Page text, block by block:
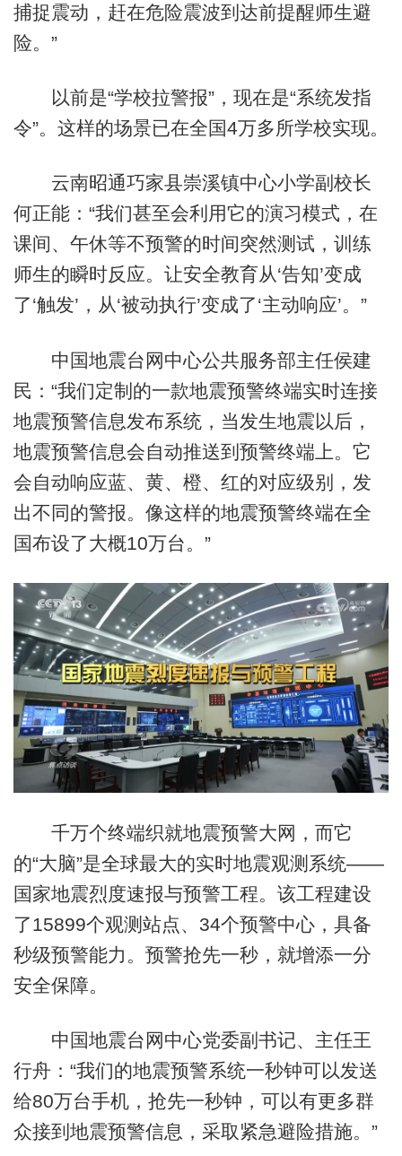
捕捉震动，赶在危险震波到达前提醒师生避
险。”
以前是“学校拉警报”，现在是“系统发指
令”。这样的场景已在全国4万多所学校实现。
云南昭通巧家县崇溪镇中心小学副校长
何正能：“我们甚至会利用它的演习模式，在
课间、午休等不预警的时间突然测试，训练
师生的瞬时反应。让安全教育从‘告知’变成
了‘触发’，从‘被动执行’变成了‘主动响应’。”
中国地震台网中心公共服务部主任侯建
民：“我们定制的一款地震预警终端实时连接
地震预警信息发布系统，当发生地震以后，
地震预警信息会自动推送到预警终端上。它
会自动响应蓝、黄、橙、红的对应级别，发
出不同的警报。像这样的地震预警终端在全
国布设了大概10万台。”
千万个终端织就地震预警大网，而它
的“大脑”是全球最大的实时地震观测系统——
国家地震烈度速报与预警工程。该工程建设
了15899个观测站点、34个预警中心，具备
秒级预警能力。预警抢先一秒，就增添一分
安全保障。
中国地震台网中心党委副书记、主任王
行舟：“我们的地震预警系统一秒钟可以发送
给80万台手机，抢先一秒钟，可以有更多群
众接到地震预警信息，采取紧急避险措施。”